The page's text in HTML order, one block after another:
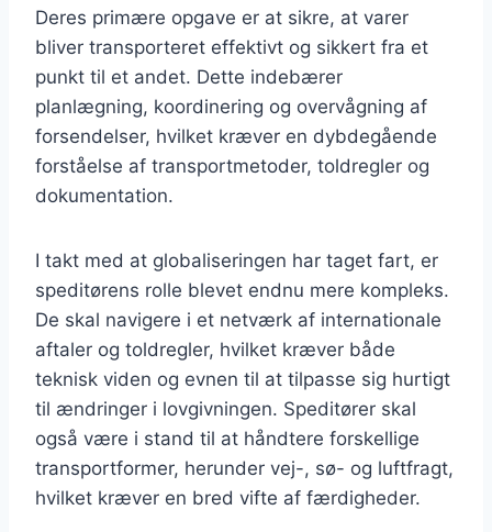
Deres primære opgave er at sikre, at varer
bliver transporteret effektivt og sikkert fra et
punkt til et andet. Dette indebærer
planlægning, koordinering og overvågning af
forsendelser, hvilket kræver en dybdegående
forståelse af transportmetoder, toldregler og
dokumentation.
I takt med at globaliseringen har taget fart, er
speditørens rolle blevet endnu mere kompleks.
De skal navigere i et netværk af internationale
aftaler og toldregler, hvilket kræver både
teknisk viden og evnen til at tilpasse sig hurtigt
til ændringer i lovgivningen. Speditører skal
også være i stand til at håndtere forskellige
transportformer, herunder vej-, sø- og luftfragt,
hvilket kræver en bred vifte af færdigheder.